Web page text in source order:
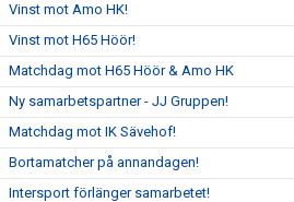
Vinst mot Amo HK!
Vinst mot H65 Höör!
Matchdag mot H65 Höör & Amo HK
Ny samarbetspartner - JJ Gruppen!
Matchdag mot IK Sävehof!
Bortamatcher på annandagen!
Intersport förlänger samarbetet!